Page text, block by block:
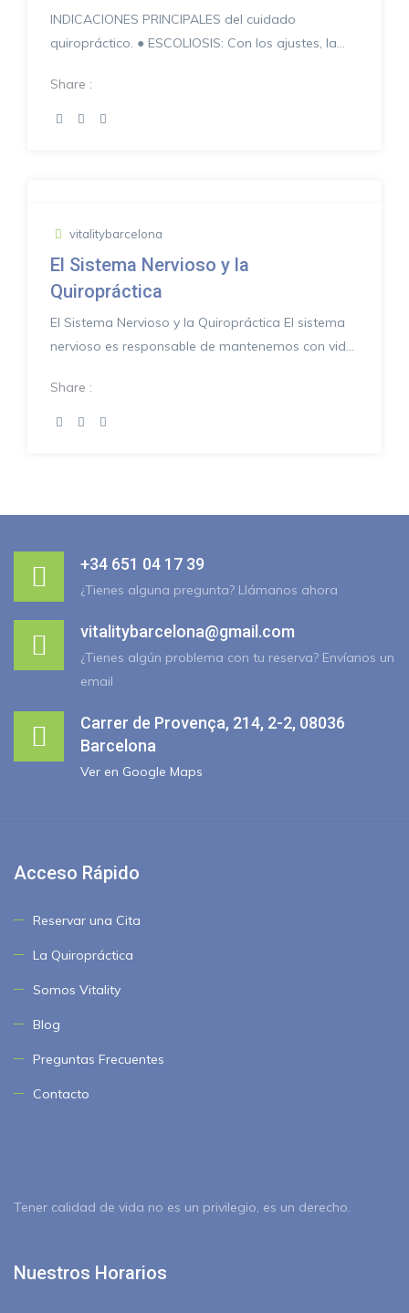
INDICACIONES PRINCIPALES del cuidado
quiropráctico. ● ESCOLIOSIS: Con los ajustes, la
Share :
vitalitybarcelona
El Sistema Nervioso y la
Quiropráctica
El Sistema Nervioso y la Quiropráctica El sistema
nervioso es responsable de mantenemos con vida.
Share :
+34 651 04 17 39
¿Tienes alguna pregunta? Llámanos ahora
vitalitybarcelona@gmail.com
¿Tienes algún problema con tu reserva? Envíanos un
email
Carrer de Provença, 214, 2-2, 08036
Barcelona
Ver en Google Maps
Acceso Rápido
Reservar una Cita
La Quiropráctica
Somos Vitality
Blog
Preguntas Frecuentes
Contacto
Tener calidad de vida no es un privilegio, es un derecho.
Nuestros Horarios